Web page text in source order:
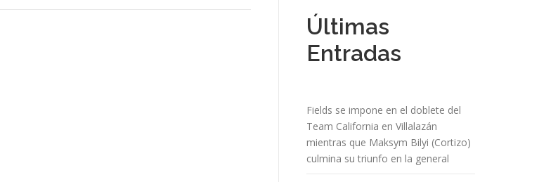
Últimas
Entradas
Fields se impone en el doblete del
Team California en Villalazán
mientras que Maksym Bilyi (Cortizo)
culmina su triunfo en la general